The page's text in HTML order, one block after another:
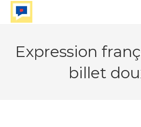
Skip
Expression
billet